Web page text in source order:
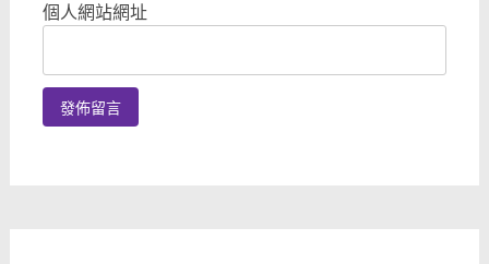
個人網站網址